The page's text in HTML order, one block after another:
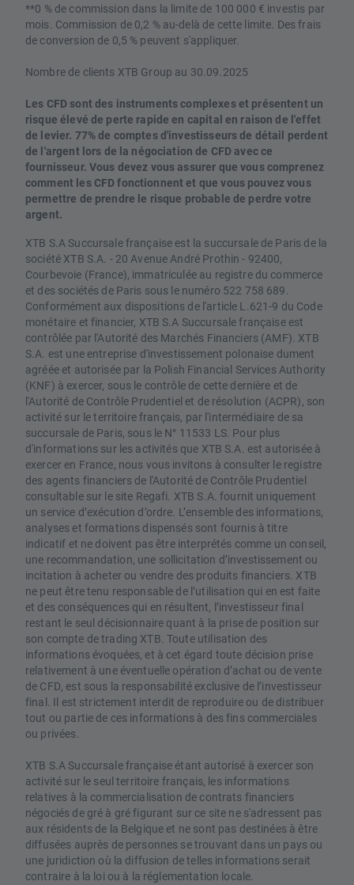
**0 % de commission dans la limite de 100 000 € investis par
mois. Commission de 0,2 % au-delà de cette limite. Des frais
de conversion de 0,5 % peuvent s'appliquer.
Nombre de clients XTB Group au 30.09.2025
Les CFD sont des instruments complexes et présentent un
risque élevé de perte rapide en capital en raison de l'effet
de levier. 77% de comptes d'investisseurs de détail perdent
de l'argent lors de la négociation de CFD avec ce
fournisseur. Vous devez vous assurer que vous comprenez
comment les CFD fonctionnent et que vous pouvez vous
permettre de prendre le risque probable de perdre votre
argent.
XTB S.A Succursale française est la succursale de Paris de la
société XTB S.A. - 20 Avenue André Prothin - 92400,
Courbevoie (France), immatriculée au registre du commerce
et des sociétés de Paris sous le numéro 522 758 689.
Conformément aux dispositions de l'article L.621-9 du Code
monétaire et financier, XTB S.A Succursale française est
contrôlée par l'Autorité des Marchés Financiers (AMF). XTB
S.A. est une entreprise d'investissement polonaise dument
agréée et autorisée par la Polish Financial Services Authority
(KNF) à exercer, sous le contrôle de cette dernière et de
l'Autorité de Contrôle Prudentiel et de résolution (ACPR), son
activité sur le territoire français, par l'intermédiaire de sa
succursale de Paris, sous le N° 11533 LS. Pour plus
d'informations sur les activités que XTB S.A. est autorisée à
exercer en France, nous vous invitons à consulter le registre
des agents financiers de l'Autorité de Contrôle Prudentiel
consultable sur le site Regafi. XTB S.A. fournit uniquement
un service d’exécution d’ordre. L’ensemble des informations,
analyses et formations dispensés sont fournis à titre
indicatif et ne doivent pas être interprétés comme un conseil,
une recommandation, une sollicitation d’investissement ou
incitation à acheter ou vendre des produits financiers. XTB
ne peut être tenu responsable de l’utilisation qui en est faite
et des conséquences qui en résultent, l’investisseur final
restant le seul décisionnaire quant à la prise de position sur
son compte de trading XTB. Toute utilisation des
informations évoquées, et à cet égard toute décision prise
relativement à une éventuelle opération d’achat ou de vente
de CFD, est sous la responsabilité exclusive de l’investisseur
final. Il est strictement interdit de reproduire ou de distribuer
tout ou partie de ces informations à des fins commerciales
ou privées.
XTB S.A Succursale française étant autorisé à exercer son
activité sur le seul territoire français, les informations
relatives à la commercialisation de contrats financiers
négociés de gré à gré figurant sur ce site ne s'adressent pas
aux résidents de la Belgique et ne sont pas destinées à être
diffusées auprès de personnes se trouvant dans un pays ou
une juridiction où la diffusion de telles informations serait
contraire à la loi ou à la réglementation locale.